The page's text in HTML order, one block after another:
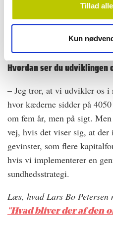
Tillad
Kun
stor kapitalkæde overtage
dentaldepoter, og så sidder
ud fra driftsoptimering. Det
Hvordan ser du udviklingen
– Jeg tror, at vi udvikler os i
hvor kæderne sidder på
om fem år, men på sigt.
vej, hvis det viser sig, at der
gevinster, som flere
hvis vi implementerer en
sundhedsstrategi.
Læs, hvad Lars Bo Petersen
"Hvad bliver der af den